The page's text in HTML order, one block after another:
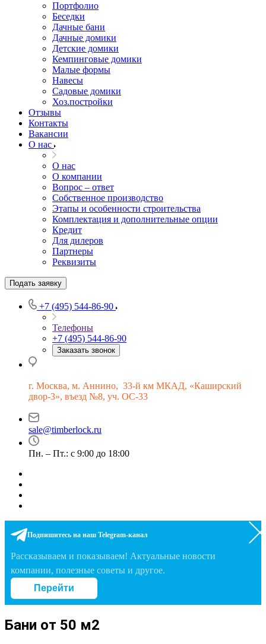
Портфолио
Беседки
Дачные бани
Дачные домики
Детские домики
Кемпинговые домики
Малые формы
Навесы
Садовые домики
Хоз.постройки
Отзывы
Контакты
Вакансии
О нас
О нас
О компании
Вопрос – ответ
Собственное производство
Этапы и особенности строительства
Комплектация и дополнительные опции
Кредит
Для дилеров
Партнеры
Реквизиты
Подать заявку
+7 (495) 544-86-90
Телефоны
+7 (495) 544-86-90
Заказать звонок
г. Москва, м. Аннино, 33-й км МКАД, «Каширский
двор-3», въезд №8, уч. ОС-33
sale@timberlock.ru
Пн. – Пт.: с 9:00 до 18:00
Подпишитесь на наш Telegram-канал
Рассказываем и показываем! Актуальные новости
компании, полезные советы и другое.
Перейти
Бани от 50 м2